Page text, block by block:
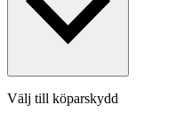
Välj till köparskydd